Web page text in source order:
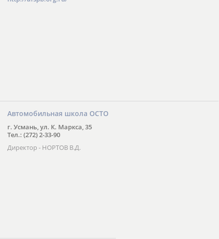
Автомобильная школа ОСТО
г. Усмань, ул. К. Маркса, 35
Тел.: (272) 2-33-90
Директор - НОРТОВ В.Д.